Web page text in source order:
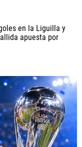
Bolavip.com
en la Liguilla y
apuesta por